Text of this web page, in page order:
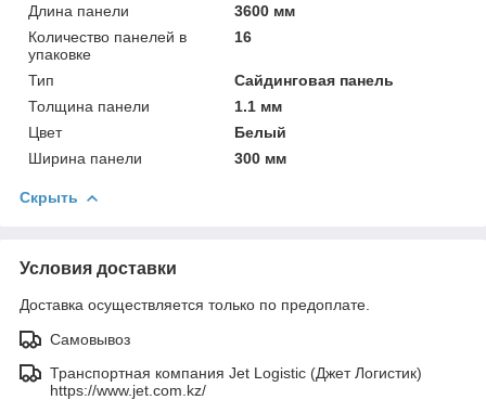
Длина панели
3600 мм
Количество панелей в
упаковке
16
Тип
Сайдинговая панель
Толщина панели
1.1 мм
Цвет
Белый
Ширина панели
300 мм
Скрыть
Условия доставки
Доставка осуществляется только по предоплате.
Самовывоз
Транспортная компания Jet Logistic (Джет Логистик)
https://www.jet.com.kz/